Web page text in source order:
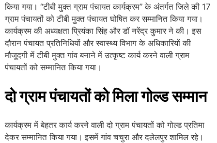
किया गया। “टीबी मुक्त ग्राम पंचायत कार्यक्रम” के अंतर्गत जिले की 17
ग्राम पंचायतों को टीबी मुक्त पंचायत घोषित कर सम्मानित किया गया।
कार्यक्रम की अध्यक्षता प्रियंका सिंह और डॉ नरेंद्र कुमार ने की। इस
दौरान पंचायत प्रतिनिधियों और स्वास्थ्य विभाग के अधिकारियों की
मौजूदगी में टीबी मुक्त गांव बनाने में उत्कृष्ट कार्य करने वाली ग्राम
पंचायतों को सम्मानित किया गया।
दो ग्राम पंचायतों को मिला गोल्ड सम्मान
कार्यक्रम में बेहतर कार्य करने वाली दो ग्राम पंचायतों को गोल्ड प्रतिमा
देकर सम्मानित किया गया। इसमें गांव चचुरा और दलेलपुर शामिल रहे।